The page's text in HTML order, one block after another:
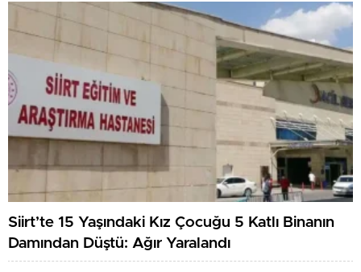
Siirt’te 15 Yaşındaki Kız Çocuğu 5 Katlı Binanın
Damından Düştü: Ağır Yaralandı